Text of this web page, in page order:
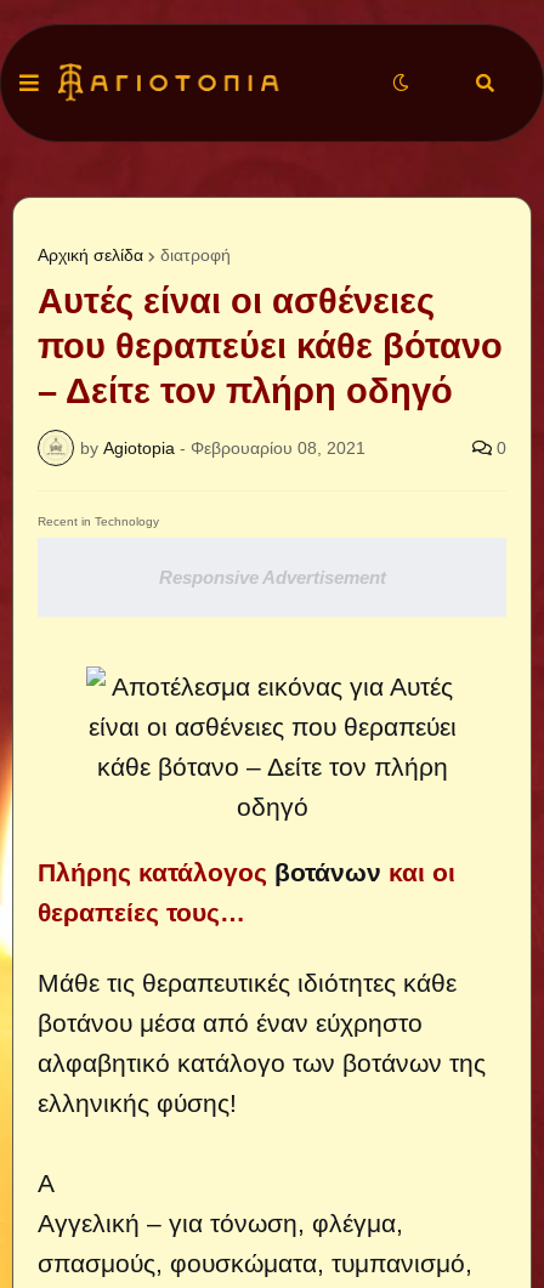
Αρχική σελίδα διατροφή
Αυτές είναι οι ασθένειες
που θεραπεύει κάθε βότανο
– Δείτε τον πλήρη οδηγό
by Agiotopia - Φεβρουαρίου 08, 2021 0
Recent in Technology
Responsive Advertisement
Πλήρης κατάλογος βοτάνων και οι
θεραπείες τους…
Μάθε τις θεραπευτικές ιδιότητες κάθε
βοτάνου μέσα από έναν εύχρηστο
αλφαβητικό κατάλογο των βοτάνων της
ελληνικής φύσης!
Α
Αγγελική – για τόνωση, φλέγμα,
σπασμούς, φουσκώματα, τυμπανισμό,